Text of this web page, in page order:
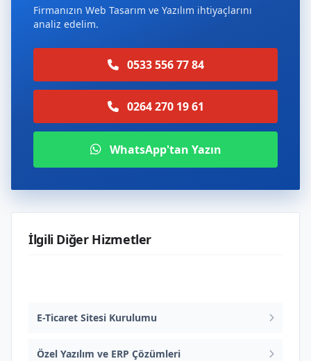
Firmanızın Web Tasarım ve Yazılım ihtiyaçlarını
analiz edelim.
0533 556 77 84
0264 270 19 61
WhatsApp'tan Yazın
İlgili Diğer Hizmetler
E-Ticaret Sitesi Kurulumu
Özel Yazılım ve ERP Çözümleri